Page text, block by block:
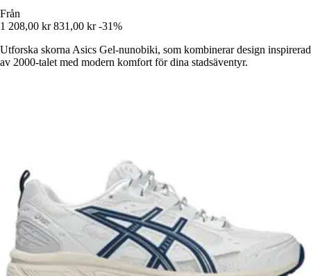
Från
1 208,00 kr 831,00 kr -31%
Utforska skorna Asics Gel-nunobiki, som kombinerar design inspirerad
av 2000-talet med modern komfort för dina stadsäventyr.